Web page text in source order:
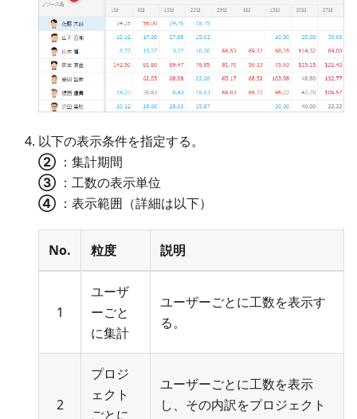
以下の表示条件を指定する。
② ：集計期間
③ ：工数の表示単位
④ ：表示範囲（詳細は以下）
No. 粒度 説明
1
ユーザ
ーごと
に集計
ユーザーごとに工数を表示す
る。
2
プロジ
ェクト
ごとに
ユーザーごとに工数を表示
し、その内訳をプロジェクト